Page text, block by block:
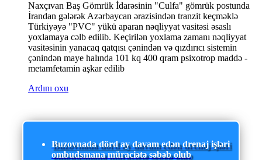
Naxçıvan Baş Gömrük İdarəsinin "Culfa" gömrük postunda
İrandan gələrək Azərbaycan ərazisindən tranzit keçməklə
Türkiyəyə "PVC" yükü aparan nəqliyyat vasitəsi əsaslı
yoxlamaya cəlb edilib. Keçirilən yoxlama zamanı nəqliyyat
vasitəsinin yanacaq qatqısı çənindən və qızdırıcı sistemin
çənindən maye halında 101 kq 400 qram psixotrop maddə -
metamfetamin aşkar edilib
Ardını oxu
Buzovnada dörd ay davam edən drenaj işləri
ombudsmana müraciətə səbəb olub